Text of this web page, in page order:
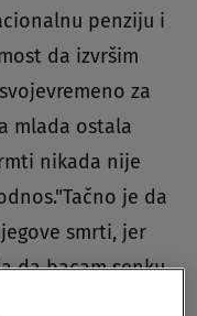
penziju i
da izvršim
za
mlada ostala
nikada nije
je da
smrti, jer
da bacam senku